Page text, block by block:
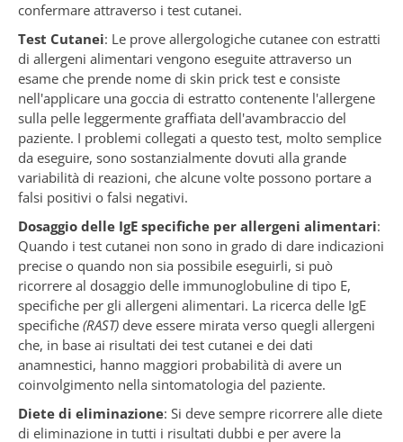
confermare attraverso i test cutanei.
Test Cutanei: Le prove allergologiche cutanee con estratti
di allergeni alimentari vengono eseguite attraverso un
esame che prende nome di skin prick test e consiste
nell'applicare una goccia di estratto contenente l'allergene
sulla pelle leggermente graffiata dell'avambraccio del
paziente. I problemi collegati a questo test, molto semplice
da eseguire, sono sostanzialmente dovuti alla grande
variabilità di reazioni, che alcune volte possono portare a
falsi positivi o falsi negativi.
Dosaggio delle IgE specifiche per allergeni alimentari:
Quando i test cutanei non sono in grado di dare indicazioni
precise o quando non sia possibile eseguirli, si può
ricorrere al dosaggio delle immunoglobuline di tipo E,
specifiche per gli allergeni alimentari. La ricerca delle IgE
specifiche (RAST) deve essere mirata verso quegli allergeni
che, in base ai risultati dei test cutanei e dei dati
anamnestici, hanno maggiori probabilità di avere un
coinvolgimento nella sintomatologia del paziente.
Diete di eliminazione: Si deve sempre ricorrere alle diete
di eliminazione in tutti i risultati dubbi e per avere la